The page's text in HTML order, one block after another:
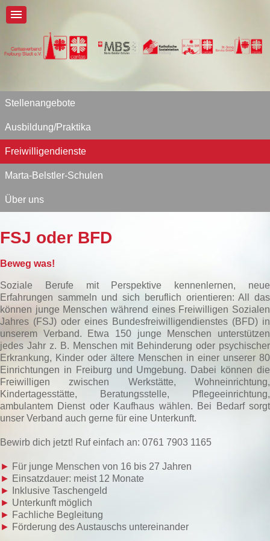
Stellenangebote
Ausbildung/Praktika
Freiwilligendienste
Marta-Belstler-Schulen
Über uns
FSJ oder BFD
Beweg was!
Soziale Berufe mit Perspektive kennenlernen, neue
Erfahrungen sammeln und sich beruflich orientieren: All das
können junge Menschen während eines Freiwilligen Sozialen
Jahres (FSJ) oder eines Bundesfreiwilligendienstes (BFD) in
unserem Verband. Etwa 150 junge Menschen unterstützen
jedes Jahr z. B. Menschen mit Behinderung oder psychischer
Erkrankung, Kinder oder ältere Menschen in einer unserer 80
Einrichtungen in Freiburg und Umgebung. Dabei können die
Freiwilligen zwischen Werkstätte, Wohneinrichtung,
Kindertagesstätte, Beratungsstelle, Pflegeeinrichtung,
ambulantem Dienst oder Kaufhaus wählen. Bei Bedarf sorgt
unser Verband auch gerne für eine Unterkunft.
Bewirb dich jetzt! Ruf einfach an: 0761 7903 1165
► Für junge Menschen von 16 bis 27 Jahren
► Einsatzdauer: meist 12 Monate
►
Inklusive Taschengeld
► Unterkunft möglich
► Fachliche Begleitung
► Förderung des Austauschs untereinander